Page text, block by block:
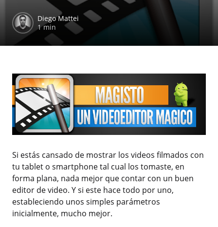
Diego Mattei
1 min
Si estás cansado de mostrar los videos filmados con
tu tablet o smartphone tal cual los tomaste, en
forma plana, nada mejor que contar con un buen
editor de video. Y si este hace todo por uno,
estableciendo unos simples parámetros
inicialmente, mucho mejor.